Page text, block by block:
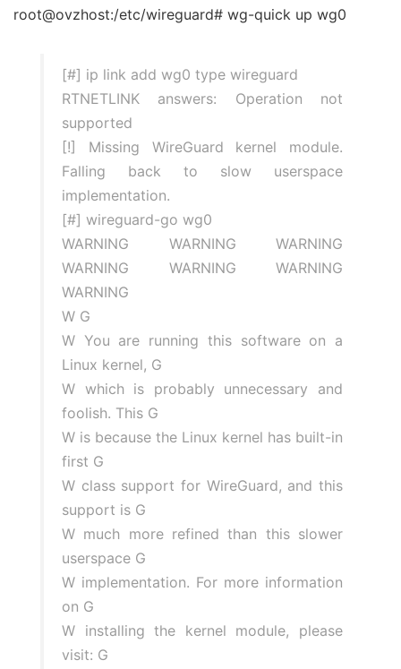
root@ovzhost:/etc/wireguard# wg-quick up wg0
[#] ip link add wg0 type wireguard
RTNETLINK answers: Operation not
supported
[!] Missing WireGuard kernel module.
Falling back to slow userspace
implementation.
[#] wireguard-go wg0
WARNING WARNING WARNING
WARNING WARNING WARNING
WARNING
W G
W You are running this software on a
Linux kernel, G
W which is probably unnecessary and
foolish. This G
W is because the Linux kernel has built-in
first G
W class support for WireGuard, and this
support is G
W much more refined than this slower
userspace G
W implementation. For more information
on G
W installing the kernel module, please
visit: G